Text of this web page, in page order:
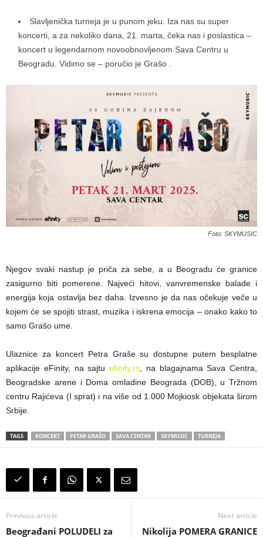
Slavljenička turneja je u punom jeku. Iza nas su super
koncerti, a za nekoliko dana, 21. marta, čeka nas i poslastica –
koncert u legendarnom novoobnovljenom Sava Centru u
Beogradu. Vidimo se – poručio je Grašo .
Foto: SKYMUSIC
Njegov svaki nastup je priča za sebe, a u Beogradu će granice
zasigurno biti pomerene. Najveći hitovi, vanvremenske balade i
energija koja ostavlja bez daha. Izvesno je da nas očekuje veče u
kojem će se spojiti strast, muzika i iskrena emocija – onako kako to
samo Grašo ume.
Ulaznice za koncert Petra Graše su dostupne putem besplatne
aplikacije eFinity, na sajtu efinity.rs , na blagajnama Sava Centra,
Beogradske arene i Doma omladine Beograda (DOB), u Tržnom
centru Rajićeva (I sprat) i na više od 1.000 Mojkiosk objekata širom
Srbije.
TAGS KONCERT PETAR GRAŠO SAVA CENTAR SKYMUSIC TURNEJA
Previous article
Beograđani POLUDELI za
Next article
Nikolija POMERA GRANICE